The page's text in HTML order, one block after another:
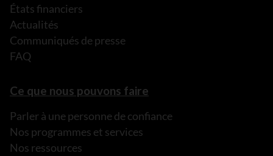
États financiers
Actualités
Communiqués de presse
FAQ
Ce que nous pouvons faire
Parler à une personne de confiance
Nos programmes et services
Nos ressources